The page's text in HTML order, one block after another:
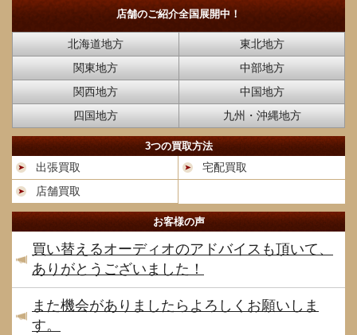
店舗のご紹介全国展開中！
北海道地方
東北地方
関東地方
中部地方
関西地方
中国地方
四国地方
九州・沖縄地方
3つの買取方法
出張買取
宅配買取
店舗買取
お客様の声
買い替えるオーディオのアドバイスも頂いて、
ありがとうございました！
また機会がありましたらよろしくお願いしま
す。